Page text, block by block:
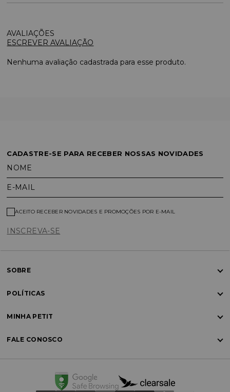
ESCREVER AVALIAÇÃO
Nenhuma avaliação cadastrada para esse produto.
CADASTRE-SE PARA RECEBER NOSSAS NOVIDADES
NOME
E-MAIL
INSCREVA-SE
ACEITO RECEBER NOVIDADES E PROMOÇÕES POR E-MAIL
SOBRE
POLÍTICAS
MINHA PETIT
FALE CONOSCO